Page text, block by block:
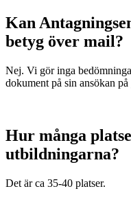
Kan
betyg över mail?
Nej. Vi gör inga
dokument på sin ansökan
Hur många
utbildningarna?
Det är ca 35-40 platser.